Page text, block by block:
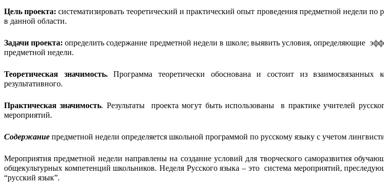
Цель проекта: систематизировать теоретический и практический опыт проведения предметной недели
в данной области.
Задачи проекта:определить содержание предметной недели в школе; выявить условия, определяющие
предметной недели.
Теоретическая значимость.Программа теоретически обоснована и состоит из взаимосвязанных
результативного.
Практическая значимость. Результаты проекта могут быть использованы в практике учителей
мероприятий.
Содержание предметной недели определяется школьной программой по русскому языку с учетом
Мероприятия предметной недели направлены на создание условий для творческого саморазвития
общекультурных компетенций школьников. Неделя Русского языка – это система мероприятий,
“русский язык”.